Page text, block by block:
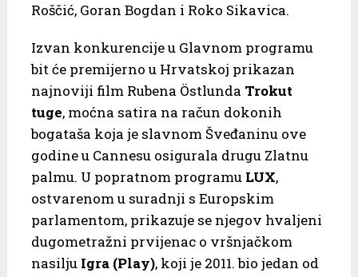
Roščić, Goran Bogdan i Roko Sikavica.
Izvan konkurencije u Glavnom programu
bit će premijerno u Hrvatskoj prikazan
najnoviji film Rubena Östlunda Trokut
tuge, moćna satira na račun dokonih
bogataša koja je slavnom Šveđaninu ove
godine u Cannesu osigurala drugu Zlatnu
palmu. U popratnom programu LUX,
ostvarenom u suradnji s Europskim
parlamentom, prikazuje se njegov hvaljeni
dugometražni prvijenac o vršnjačkom
nasilju Igra (Play), koji je 2011. bio jedan od